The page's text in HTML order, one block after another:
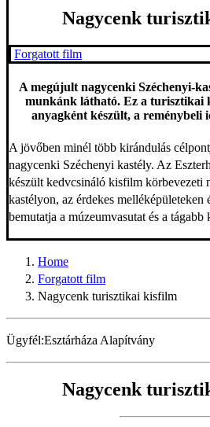
Nagycenk
Forgatott film
A megújult nagycenki Széchenyi-
munkánk látható. Ez a turisztikai
anyagként készült, a reménybeli
A jövőben minél több kirándulás
nagycenki Széchenyi kastély. Az
készült kedvcsináló kisfilm körbevezeti
kastélyon, az érdekes melléképületeken
bemutatja a múzeumvasutat és a
Home
Forgatott film
Nagycenk turisztikai kisfilm
Ügyfél:Esztárháza Alapítvány
Nagycenk